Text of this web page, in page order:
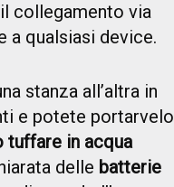
collegamento via
a qualsiasi device.
stanza all’altra in
e potete portarvelo
tuffare in acqua
delle batterie